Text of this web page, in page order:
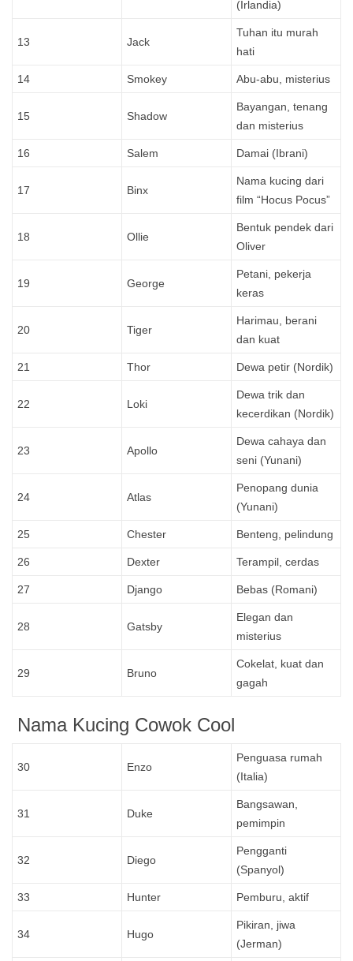
(Irlandia)
13 Jack
Tuhan itu murah
hati
14 Smokey Abu-abu, misterius
15 Shadow
Bayangan, tenang
dan misterius
16 Salem Damai (Ibrani)
17 Binx
Nama kucing dari
film “Hocus Pocus”
18 Ollie
Bentuk pendek dari
Oliver
19 George
Petani, pekerja
keras
20 Tiger
Harimau, berani
dan kuat
21 Thor Dewa petir (Nordik)
22 Loki
Dewa trik dan
kecerdikan (Nordik)
23 Apollo
Dewa cahaya dan
seni (Yunani)
24 Atlas
Penopang dunia
(Yunani)
25 Chester Benteng, pelindung
26 Dexter Terampil, cerdas
27 Django Bebas (Romani)
28 Gatsby
Elegan dan
misterius
29 Bruno
Cokelat, kuat dan
gagah
Nama Kucing Cowok Cool
30 Enzo
Penguasa rumah
(Italia)
31 Duke
Bangsawan,
pemimpin
32 Diego
Pengganti
(Spanyol)
33 Hunter Pemburu, aktif
34 Hugo
Pikiran, jiwa
(Jerman)